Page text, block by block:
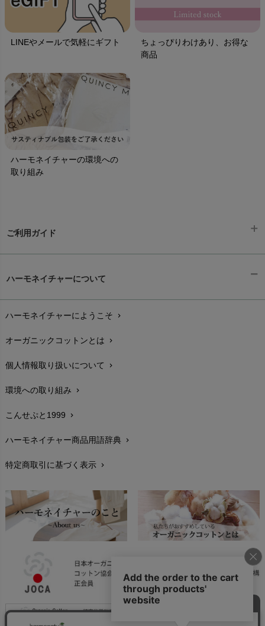
LINEやメールで気軽にギフト
ちょっぴりわけあり、お得な
商品
ハーモネイチャーの環境への
取り組み
ご利用ガイド
配送と送料chevron_right
在庫状況と発送予定chevron_right
サイズ・寸法chevron_right
生地・素材chevron_right
お手入れについて
レビューを書こうchevron_right
返品交換chevron_right
FAXでのご注文
お問い合わせchevron_right
ハーモネイチャーについて
ハーモネイチャーにようこそ chevron_right
オーガニックコットンとは chevron_right
個人情報取り扱いについて chevron_right
環境への取り組み chevron_right
こんせぷと1999 chevron_right
ハーモネイチャー商品用語辞典 chevron_right
特定商取引に基づく表示 chevron_right